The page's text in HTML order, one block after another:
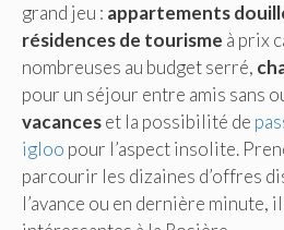
grand jeu : appartements
résidences de tourisme à prix
nombreuses au budget serré,
pour un séjour entre amis sans
vacanceset la possibilité de
igloo pour l’aspect insolite.
parcourir les dizaines d’offres
l’avance ou en dernière minute,